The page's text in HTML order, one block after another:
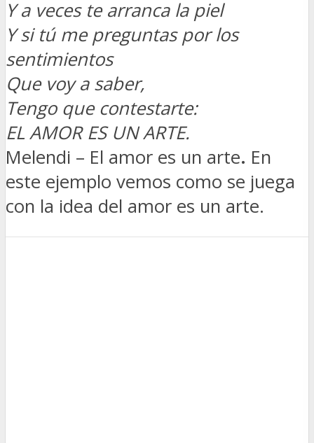
Y a veces te arranca la piel
Y si tú me preguntas por los
sentimientos
Que voy a saber,
Tengo que contestarte:
EL AMOR ES UN ARTE.
Melendi – El amor es un arte. En
este ejemplo vemos como se juega
con la idea del amor es un arte.